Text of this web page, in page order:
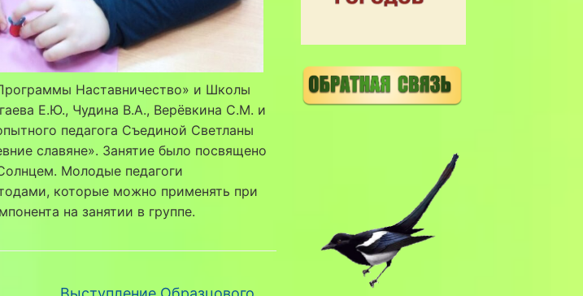
Наставничество» и Школы
Е.Ю., Чудина В.А., Верёвкина С.М. и
педагога Съединой Светланы
славяне». Занятие было посвящено
Молодые педагоги
которые можно применять при
на занятии в группе.